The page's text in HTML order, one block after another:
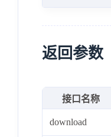
},
}
"code"
返回参数
接口名称
download